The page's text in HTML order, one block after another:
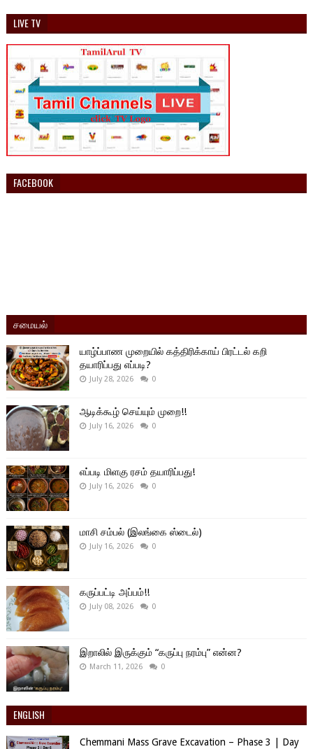
LIVE TV
FACEBOOK
சமையல்
யாழ்ப்பாண முறையில் கத்திரிக்காய் பிரட்டல் கறி
தயாரிப்பது எப்படி?
July 28, 2026 0
ஆடிக்கூழ் செய்யும் முறை!!
July 16, 2026 0
எப்படி மிளகு ரசம் தயாரிப்பது!
July 16, 2026 0
மாசி சம்பல் (இலங்கை ஸ்டைல்)
July 16, 2026 0
கருப்பட்டி அப்பம்!!
July 08, 2026 0
இறாலில் இருக்கும் “கருப்பு நரம்பு” என்ன?
March 11, 2026 0
ENGLISH
Chemmani Mass Grave Excavation – Phase 3 | Day